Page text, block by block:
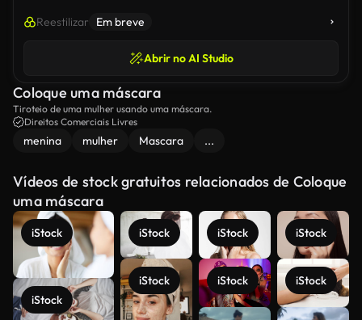
Reestilizar Em breve
Abrir no AI Studio
Coloque uma máscara
Tiroteio de uma mulher usando uma máscara.
Direitos Comerciais Livres
menina mulher Mascara ...
Vídeos de stock gratuitos relacionados de Coloque
uma máscara
iStock
iStock
iStock
iStock
iStock
iStock
iStock
iStock